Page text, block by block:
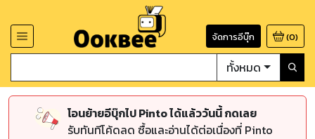
จัดการอีบุ๊ก (0)
ทั้งหมด
โอนย้ายอีบุ๊กไป Pinto ได้แล้ววันนี้ กดเลย
รับทันทีโค้ดลด ซื้อและอ่านได้ต่อเนื่องที่ Pinto